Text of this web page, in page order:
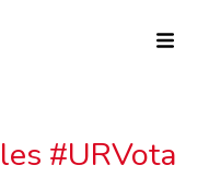
#URVota